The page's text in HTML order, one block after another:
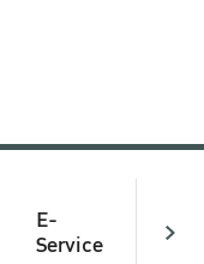
E-
Service